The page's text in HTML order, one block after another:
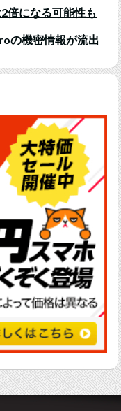
倍になる可能性も
の機密情報が流出